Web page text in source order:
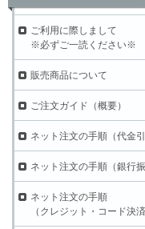
ご利用に際しま
※必ずご一読ください※
販売商品について
ご注文ガイド（概要）
ネット注文の手順（代金引
ネット注文の手順（銀行振
ネット注文の手
（クレジット・コード決済